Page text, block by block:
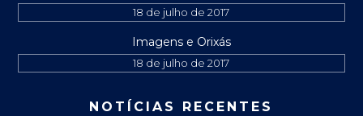
18 de julho de 2017
Imagens e Orixás
18 de julho de 2017
NOTÍCIAS RECENTES